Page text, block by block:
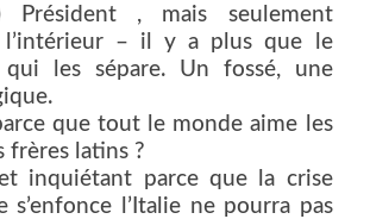
, mais seulement
l’intérieur – il y a plus que le
qui les sépare. Un fossé, une
que tout le monde aime les
frères latins ?
inquiétant parce que la crise
s’enfonce l’Italie ne pourra pas